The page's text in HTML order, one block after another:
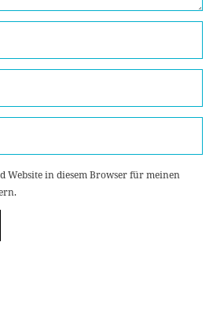
Website in diesem Browser für meinen